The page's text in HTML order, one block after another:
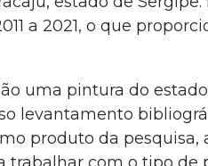
a 2021, o que
uma pintura do
levantamento
produto da pesquisa,